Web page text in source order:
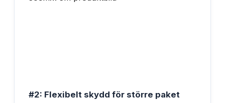
#2: Flexibelt skydd för större paket